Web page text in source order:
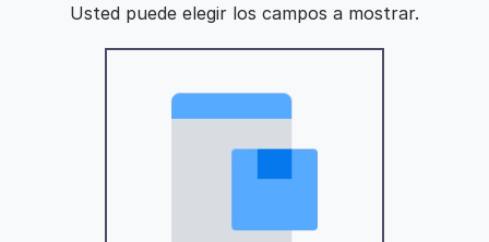
Usted puede elegir los campos a mostrar.